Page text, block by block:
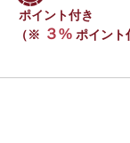
ポイント付き
（※ ３% ポイント